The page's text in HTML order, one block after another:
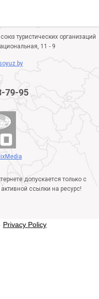
туристических организаций
11 - 9
79-95
допускается только с
ссылки на ресурс!
Privacy Policy